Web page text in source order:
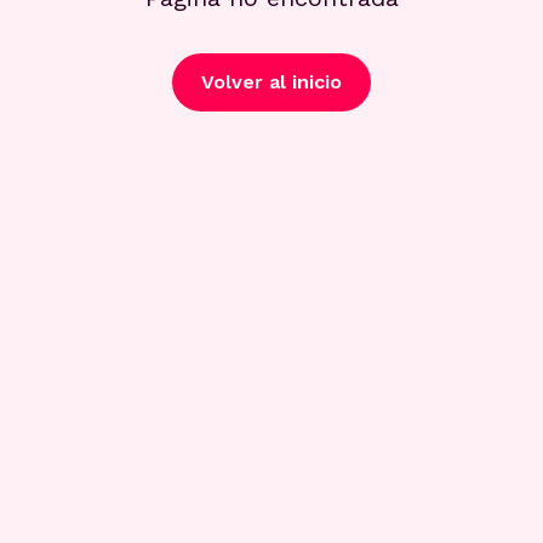
Volver al inicio